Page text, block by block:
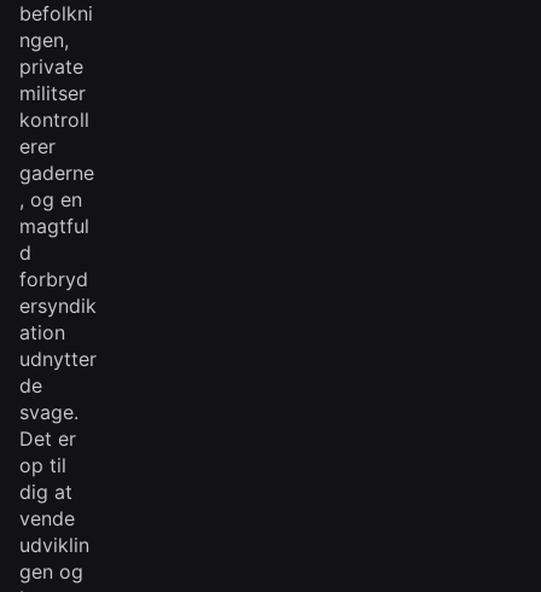
befolkni
ngen,
private
militser
kontroll
erer
gaderne
, og en
magtful
d
forbryd
ersyndik
ation
udnytter
de
svage.
Det er
op til
dig at
vende
udviklin
gen og